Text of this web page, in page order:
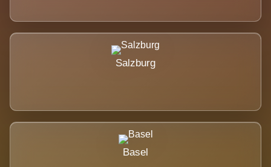
Salzburg
Basel